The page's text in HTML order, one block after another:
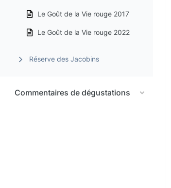
Le Goût de la Vie rouge 2017
Le Goût de la Vie rouge 2022
Réserve des Jacobins
Commentaires de dégustations